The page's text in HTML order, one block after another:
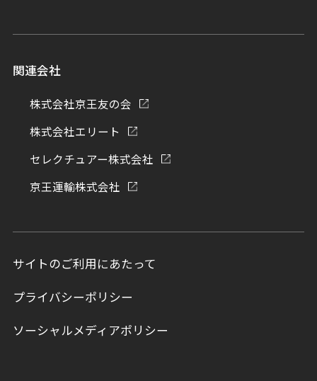
関連会社
株式会社京王友の会
株式会社エリート
セレクチュアー株式会社
京王運輸株式会社
サイトのご利用にあたって
プライバシーポリシー
ソーシャルメディアポリシー